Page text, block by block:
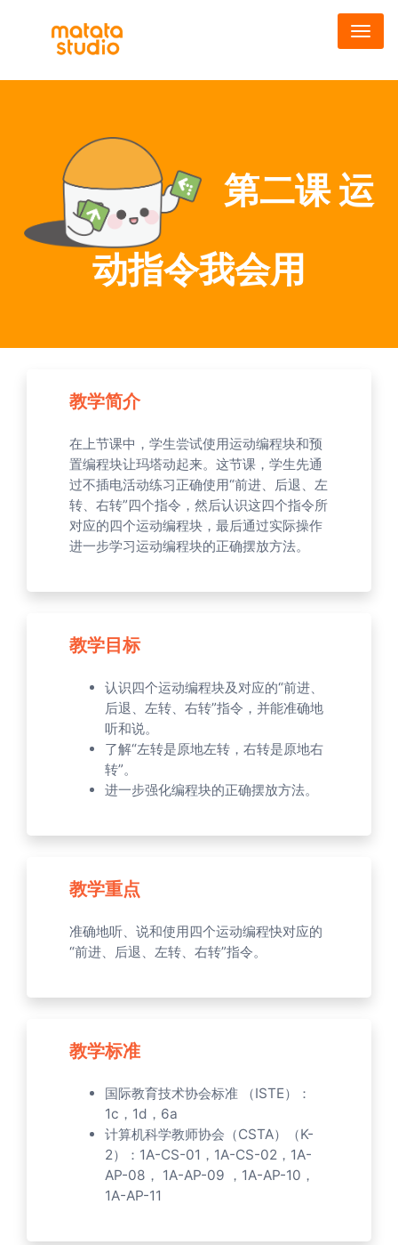
主
第二课 运
动指令我会用
教学简介
在上节课中，学生尝试使用运动编程块和预
置编程块让玛塔动起来。这节课，学生先通
过不插电活动练习正确使用“前进、后退、左
转、右转”四个指令，然后认识这四个指令所
对应的四个运动编程块，最后通过实际操作
进一步学习运动编程块的正确摆放方法。
教学目标
认识四个运动编程块及对应的“前进、
后退、左转、右转”指令，并能准确地
听和说。
了解“左转是原地左转，右转是原地右
转”。
进一步强化编程块的正确摆放方法。
教学重点
准确地听、说和使用四个运动编程快对应的
“前进、后退、左转、右转”指令。
教学标准
国际教育技术协会标准 （ISTE）：
1c，1d，6a
计算机科学教师协会（CSTA）（K-
2）：1A-CS-01，1A-CS-02，1A-
AP-08， 1A-AP-09 ，1A-AP-10，
1A-AP-11